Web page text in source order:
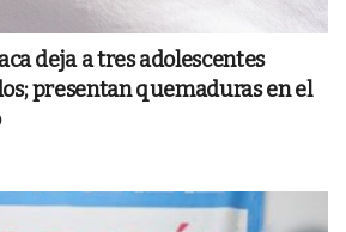
deja a tres adolescentes
presentan quemaduras en el